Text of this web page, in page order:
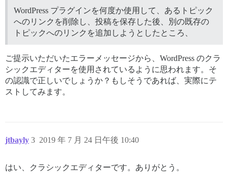
WordPress プラグインを何度か使用して、あるトピック
へのリンクを削除し、投稿を保存した後、別の既存の
トピックへのリンクを追加しようとしたところ、
ご提示いただいたエラーメッセージから、WordPress のクラ
シックエディターを使用されているように思われます。そ
の認識で正しいでしょうか？もしそうであれば、実際にテ
ストしてみます。
jtbayly 2019 年 7 月 24 日午後 10:40
3
はい、クラシックエディターです。ありがとう。